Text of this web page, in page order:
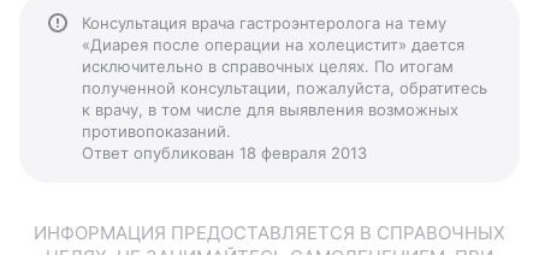
Консультация врача гастроэнтеролога на тему
«Диарея после операции на холецистит» дается
исключительно в справочных целях. По итогам
полученной консультации, пожалуйста, обратитесь
к врачу, в том числе для выявления возможных
противопоказаний.
Ответ опубликован 18 февраля 2013
ИНФОРМАЦИЯ ПРЕДОСТАВЛЯЕТСЯ В СПРАВОЧНЫХ